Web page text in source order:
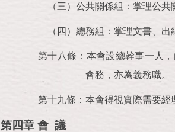
（三）公共關係組：掌理公共
（四）總務組：掌理文書、
第十八條：本會設總幹事一人
會務，亦為義務職。
第十九條：本會得視實際需要經
第四章 會 議